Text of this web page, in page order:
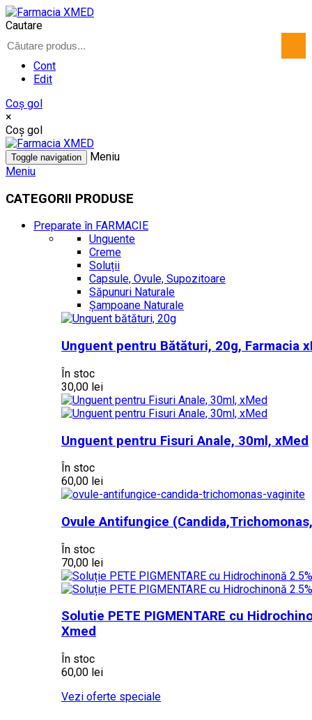
Cautare
Cont
Edit
Coş gol
×
Coş gol
Toggle navigation
Meniu
Meniu
CATEGORII PRODUSE
Preparate în FARMACIE
Unguente
Creme
Soluții
Capsule, Ovule, Supozitoare
Săpunuri Naturale
Șampoane Naturale
Unguent pentru Bătături, 20g, Farmacia
În stoc
30,00 lei
Unguent pentru Fisuri Anale, 30ml, xMed
În stoc
60,00 lei
Ovule Antifungice
În stoc
70,00 lei
Solutie PETE PIGMENTARE cu
Xmed
În stoc
60,00 lei
Vezi oferte speciale